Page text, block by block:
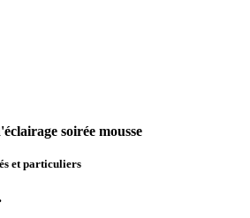
soirée mousse
et particuliers